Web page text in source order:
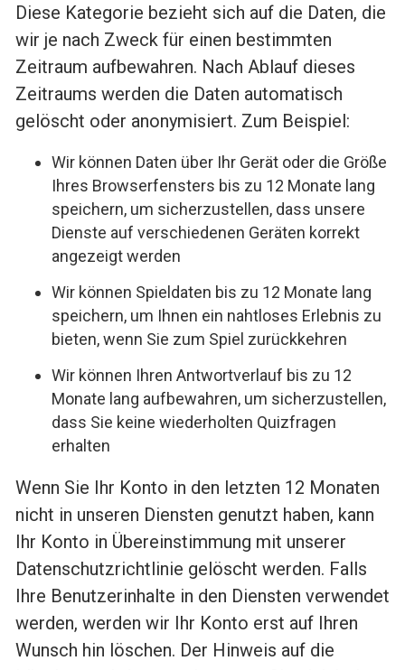
Diese Kategorie bezieht sich auf die Daten, die
wir je nach Zweck für einen bestimmten
Zeitraum aufbewahren. Nach Ablauf dieses
Zeitraums werden die Daten automatisch
gelöscht oder anonymisiert. Zum Beispiel:
Wir können Daten über Ihr Gerät oder die Größe
Ihres Browserfensters bis zu 12 Monate lang
speichern, um sicherzustellen, dass unsere
Dienste auf verschiedenen Geräten korrekt
angezeigt werden
Wir können Spieldaten bis zu 12 Monate lang
speichern, um Ihnen ein nahtloses Erlebnis zu
bieten, wenn Sie zum Spiel zurückkehren
Wir können Ihren Antwortverlauf bis zu 12
Monate lang aufbewahren, um sicherzustellen,
dass Sie keine wiederholten Quizfragen
erhalten
Wenn Sie Ihr Konto in den letzten 12 Monaten
nicht in unseren Diensten genutzt haben, kann
Ihr Konto in Übereinstimmung mit unserer
Datenschutzrichtlinie gelöscht werden. Falls
Ihre Benutzerinhalte in den Diensten verwendet
werden, werden wir Ihr Konto erst auf Ihren
Wunsch hin löschen. Der Hinweis auf die